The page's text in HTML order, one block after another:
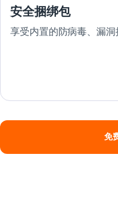
安全捆绑包
享受内置的防病毒、漏洞
免